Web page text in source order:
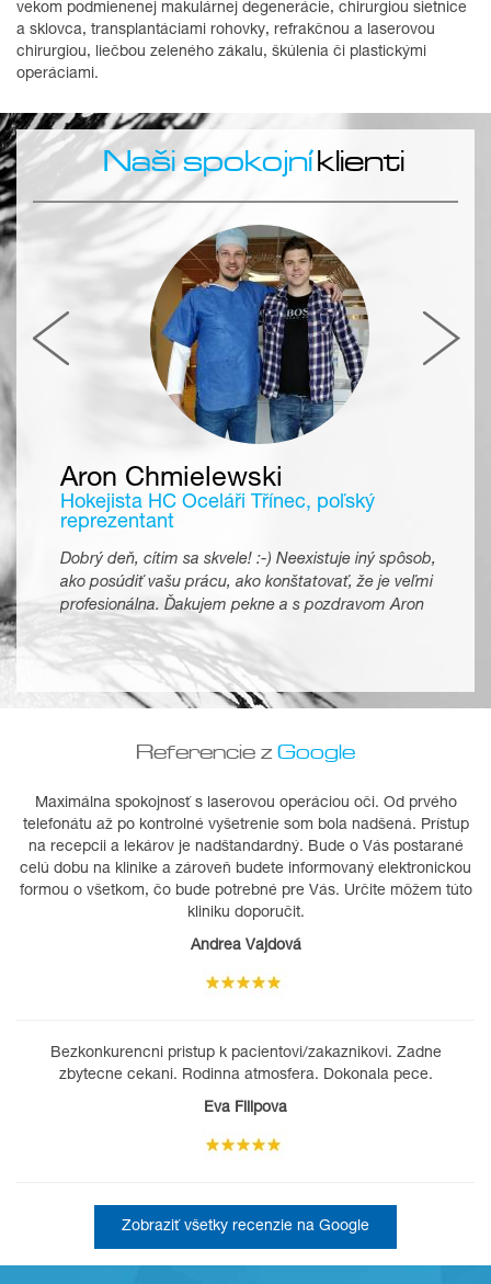
vekom podmienenej makulárnej degenerácie, chirurgiou sietnice
a sklovca, transplantáciami rohovky, refrakčnou a laserovou
chirurgiou, liečbou zeleného zákalu, škúlenia či plastickými
operáciami.
Naši spokojníklienti
Aron Chmielewski
Hokejista HC Oceláři Třínec, poľský
reprezentant
Dobrý deň, cítim sa skvele! :-) Neexistuje iný spôsob,
ako posúdiť vašu prácu, ako konštatovať, že je veľmi
profesionálna. Ďakujem pekne a s pozdravom Aron
Referencie z Google
Maximálna spokojnosť s laserovou operáciou oči. Od prvého
telefonátu až po kontrolné vyšetrenie som bola nadšená. Prístup
na recepcii a lekárov je nadštandardný. Bude o Vás postarané
celú dobu na klinike a zároveň budete informovaný elektronickou
formou o všetkom, čo bude potrebné pre Vás. Určite môžem túto
kliniku doporučit.
Andrea Vajdová
Bezkonkurencni pristup k pacientovi/zakaznikovi. Zadne
zbytecne cekani. Rodinna atmosfera. Dokonala pece.
Eva Filipova
Zobraziť všetky recenzie na Google